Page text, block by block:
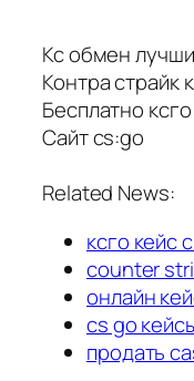
Кс обмен
Контра страйк
Бесплатно ксго
Сайт cs:go
Related News:
ксго кейс
counter
онлайн
cs go
продать